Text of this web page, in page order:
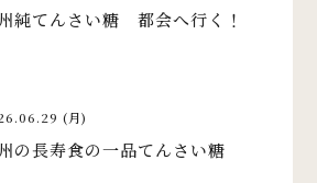
純てんさい糖 都会へ行く！
(月)
の長寿食の一品てんさい糖